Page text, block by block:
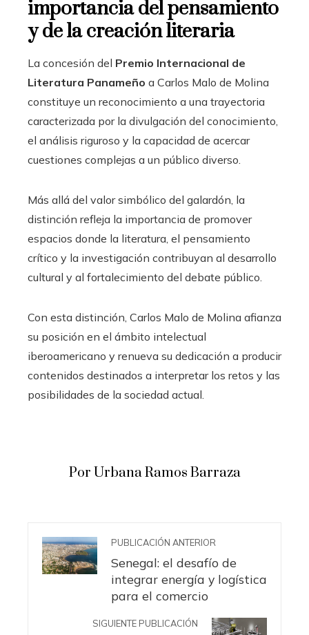
importancia del pensamiento
y de la creación literaria
La concesión del Premio Internacional de
Literatura Panameño a Carlos Malo de Molina
constituye un reconocimiento a una trayectoria
caracterizada por la divulgación del conocimiento,
el análisis riguroso y la capacidad de acercar
cuestiones complejas a un público diverso.
Más allá del valor simbólico del galardón, la
distinción refleja la importancia de promover
espacios donde la literatura, el pensamiento
crítico y la investigación contribuyan al desarrollo
cultural y al fortalecimiento del debate público.
Con esta distinción, Carlos Malo de Molina afianza
su posición en el ámbito intelectual
iberoamericano y renueva su dedicación a producir
contenidos destinados a interpretar los retos y las
posibilidades de la sociedad actual.
Por Urbana Ramos Barraza
PUBLICACIÓN ANTERIOR
Senegal: el desafío de
integrar energía y logística
para el comercio
SIGUIENTE PUBLICACIÓN